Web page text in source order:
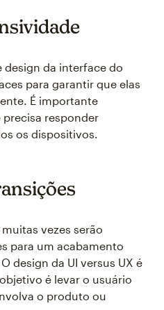
design da interface do
para garantir que elas
É importante
responder
os dispositivos.
vezes serão
para um acabamento
design da UI versus UX é
é levar o usuário
o produto ou